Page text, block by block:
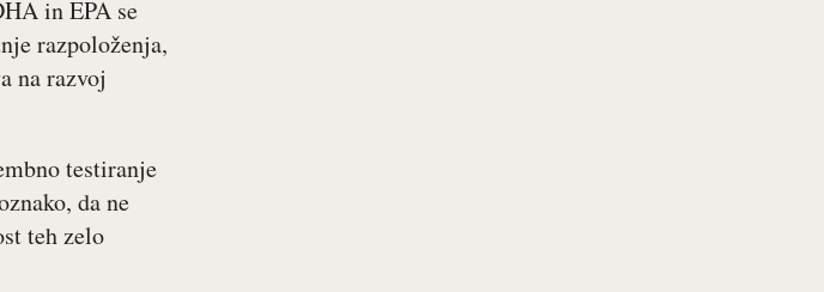
in EPA se
razpoloženja,
na razvoj
testiranje
da ne
teh zelo